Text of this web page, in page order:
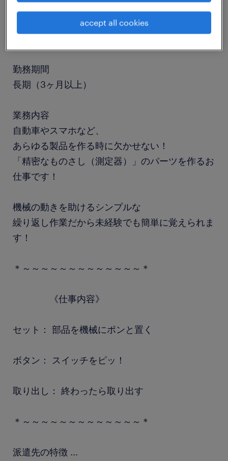
マシンオペレーター、組立・部品加工、検査、設
勤務期間
長期（3ヶ月以上）
業務内容
自動車やスマホなど、
あらゆる製品を作る時に欠かせない！
「精密なものさし（測定器）」のパーツを作るお
仕事です！
機械の動きを助けるシンプルな
繰り返し作業だから未経験でも簡単に覚えられま
す！
＊～～～～～～～～～～～～～＊
《仕事内容》
セット： 部品を機械にポンと置く
ボタン： スイッチをピッ！
取り出し： 終わったら取り出す
＊～～～～～～～～～～～～～＊
派遣先の特徴 ...
accept all cookies